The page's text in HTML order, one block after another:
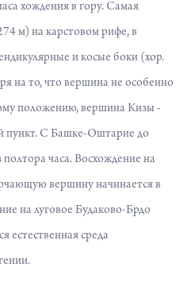
хождения в гору. Самая
м) на карстовом рифе, в
и косые боки (хор.
на то, что вершина не особенно
положению, вершина Кизы -
пункт. С Башке-Оштарие до
часа. Восхождение на
вершину начинается в
на луговое Будаково-Брдо
естественная среда